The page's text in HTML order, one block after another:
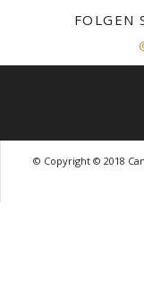
FOLGEN
© Copyright © 2018